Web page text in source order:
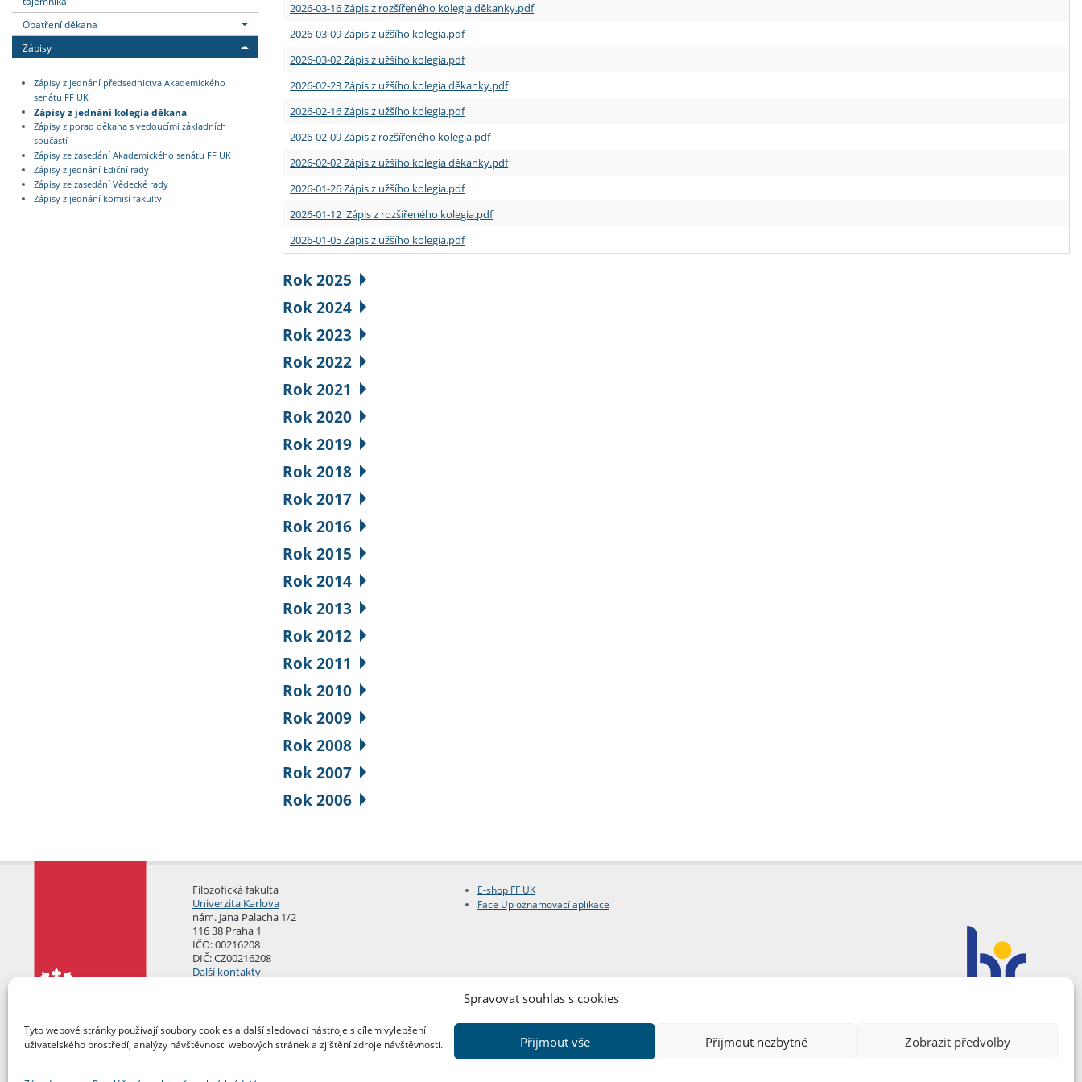
Spravovat souhlas s cookies
Tyto webové stránky používají soubory cookies a další sledovací nástroje s cílem vylepšení
uživatelského prostředí, analýzy návštěvnosti webových stránek a zjištění zdroje návštěvnosti.
Přijmout vše Přijmout nezbytné Zobrazit předvolby
Opatření děkana
Zápisy
Zápisy z jednání předsednictva Akademického
senátu FF UK
Zápisy z jednání kolegia děkana
Zápisy z porad děkana s vedoucími základních
součástí
Zápisy ze zasedání Akademického senátu FF UK
Zápisy z jednání Ediční rady
Zápisy ze zasedání Vědecké rady
Zápisy z jednání komisí fakulty
2026-03-16 Zápis z rozšířeného kolegia děkanky.pdf
2026-03-09 Zápis z užšího kolegia.pdf
2026-03-02 Zápis z užšího kolegia.pdf
2026-02-23 Zápis z užšího kolegia děkanky.pdf
2026-02-16 Zápis z užšího kolegia.pdf
2026-02-09 Zápis z rozšířeného kolegia.pdf
2026-02-02 Zápis z užšího kolegia děkanky.pdf
2026-01-26 Zápis z užšího kolegia.pdf
2026-01-12 Zápis z rozšířeného kolegia.pdf
2026-01-05 Zápis z užšího kolegia.pdf
Rok 2025
Rok 2024
Rok 2023
Rok 2022
Rok 2021
Rok 2020
Rok 2019
Rok 2018
Rok 2017
Rok 2016
Rok 2015
Rok 2014
Rok 2013
Rok 2012
Rok 2011
Rok 2010
Rok 2009
Rok 2008
Rok 2007
Rok 2006
Filozofická fakulta
Univerzita Karlova
nám. Jana Palacha 1/2
116 38 Praha 1
IČO: 00216208
DIČ: CZ00216208
Další kontakty
E-shop FF UK
Face Up oznamovací aplikace